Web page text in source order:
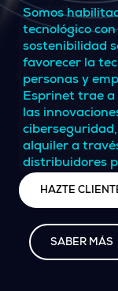
Somos
tecnológico
sostenibilidad
favorecer la
personas y
Esprinet trae a
las
alquiler a
distribuidores
HAZTE
SABER MÁS